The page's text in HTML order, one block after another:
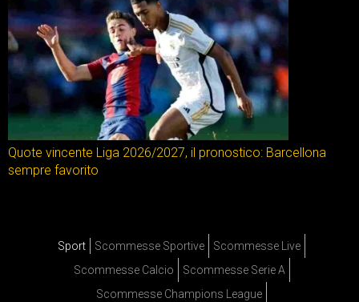
Quote vincente Liga 2026/2027, il pronostico: Barcellona
sempre favorito
Sport Scommesse Sportive
Scommesse Live
Scommesse Calcio
Scommesse Serie A
Scommesse Champions League